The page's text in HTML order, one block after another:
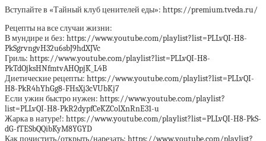
Вступайте в «Тайный клуб ценителей еды»: https://premium.tveda.ru/
Рецепты на все случаи жизни:
В мундире и без: https://www.youtube.com/playlist?list=PLLvQI-H8-
PkSgrvngvH32u6sbJ9hdXJVc
Гриль: https://www.youtube.com/playlist?list=PLLvQI-H8-
PkTdOjksHNfmtvAHQpjK_L4B
Диетические рецепты: https://www.youtube.com/playlist?list=PLLvQI-
H8-PkR4hYhGg8-FHsXj3cVUbKj7
Если ужин быстро нужен: https://www.youtube.com/playlist?
list=PLLvQI-H8-PkR2dypfCeKZColXnRnE31-u
Жарка в натуре!: https://www.youtube.com/playlist?list=PLLvQI-H8-PkS-
dG-fTESbQQibKyM8YGYD
Как почистить/открыть/нарезать: https://www.youtube.com/playlist?